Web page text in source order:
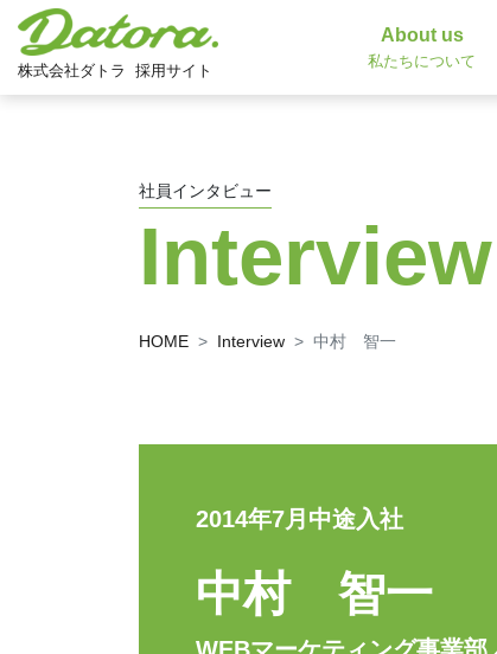
株式会社ダトラ 採用サイト
About us
私たちについて
社員インタビュー
Interview
HOME Interview 中村 智一
2014年7月中途入社
中村 智一